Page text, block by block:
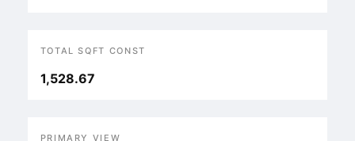
TOTAL SQFT CONST
1,528.67
PRIMARY VIEW